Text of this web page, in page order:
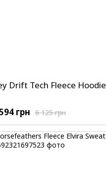
Drift Tech Fleece Hoodie
6 125 грн
грн